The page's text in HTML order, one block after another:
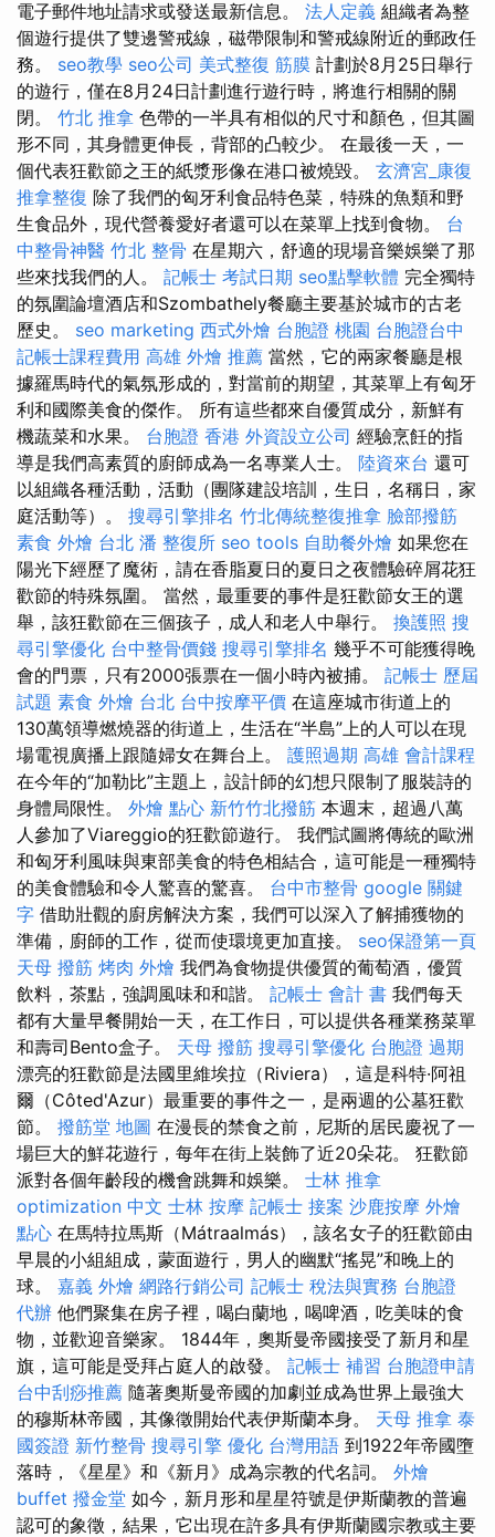
電子郵件地址請求或發送最新信息。 法人定義 組織者為整
個遊行提供了雙邊警戒線，磁帶限制和警戒線附近的郵政任
務。 seo教學 seo公司 美式整復 筋膜 計劃於8月25日舉行
的遊行，僅在8月24日計劃進行遊行時，將進行相關的關
閉。 竹北 推拿 色帶的一半具有相似的尺寸和顏色，但其圖
形不同，其身體更伸長，背部的凸較少。 在最後一天，一
個代表狂歡節之王的紙漿形像在港口被燒毀。 玄濟宮_康復
推拿整復 除了我們的匈牙利食品特色菜，特殊的魚類和野
生食品外，現代營養愛好者還可以在菜單上找到食物。 台
中整骨神醫 竹北 整骨 在星期六，舒適的現場音樂娛樂了那
些來找我們的人。 記帳士 考試日期 seo點擊軟體 完全獨特
的氛圍論壇酒店和Szombathely餐廳主要基於城市的古老
歷史。 seo marketing 西式外燴 台胞證 桃園 台胞證台中
記帳士課程費用 高雄 外燴 推薦 當然，它的兩家餐廳是根
據羅馬時代的氣氛形成的，對當前的期望，其菜單上有匈牙
利和國際美食的傑作。 所有這些都來自優質成分，新鮮有
機蔬菜和水果。 台胞證 香港 外資設立公司 經驗烹飪的指
導是我們高素質的廚師成為一名專業人士。 陸資來台 還可
以組織各種活動，活動（團隊建設培訓，生日，名稱日，家
庭活動等）。 搜尋引擎排名 竹北傳統整復推拿 臉部撥筋
素食 外燴 台北 潘 整復所 seo tools 自助餐外燴 如果您在
陽光下經歷了魔術，請在香脂夏日的夏日之夜體驗碎屑花狂
歡節的特殊氛圍。 當然，最重要的事件是狂歡節女王的選
舉，該狂歡節在三個孩子，成人和老人中舉行。 換護照 搜
尋引擎優化 台中整骨價錢 搜尋引擎排名 幾乎不可能獲得晚
會的門票，只有2000張票在一個小時內被捕。 記帳士 歷屆
試題 素食 外燴 台北 台中按摩平價 在這座城市街道上的
130萬領導燃燒器的街道上，生活在“半島”上的人可以在現
場電視廣播上跟隨婦女在舞台上。 護照過期 高雄 會計課程
在今年的“加勒比”主題上，設計師的幻想只限制了服裝詩的
身體局限性。 外燴 點心 新竹竹北撥筋 本週末，超過八萬
人參加了Viareggio的狂歡節遊行。 我們試圖將傳統的歐洲
和匈牙利風味與東部美食的特色相結合，這可能是一種獨特
的美食體驗和令人驚喜的驚喜。 台中市整骨 google 關鍵
字 借助壯觀的廚房解決方案，我們可以深入了解捕獲物的
準備，廚師的工作，從而使環境更加直接。 seo保證第一頁
天母 撥筋 烤肉 外燴 我們為食物提供優質的葡萄酒，優質
飲料，茶點，強調風味和和諧。 記帳士 會計 書 我們每天
都有大量早餐開始一天，在工作日，可以提供各種業務菜單
和壽司Bento盒子。 天母 撥筋 搜尋引擎優化 台胞證 過期
漂亮的狂歡節是法國里維埃拉（Riviera），這是科特·阿祖
爾（Côted'Azur）最重要的事件之一，是兩週的公墓狂歡
節。 撥筋堂 地圖 在漫長的禁食之前，尼斯的居民慶祝了一
場巨大的鮮花遊行，每年在街上裝飾了近20朵花。 狂歡節
派對各個年齡段的機會跳舞和娛樂。 士林 推拿
optimization 中文 士林 按摩 記帳士 接案 沙鹿按摩 外燴
點心 在馬特拉馬斯（Mátraalmás），該名女子的狂歡節由
早晨的小組組成，蒙面遊行，男人的幽默“搖晃”和晚上的
球。 嘉義 外燴 網路行銷公司 記帳士 稅法與實務 台胞證
代辦 他們聚集在房子裡，喝白蘭地，喝啤酒，吃美味的食
物，並歡迎音樂家。 1844年，奧斯曼帝國接受了新月和星
旗，這可能是受拜占庭人的啟發。 記帳士 補習 台胞證申請
台中刮痧推薦 隨著奧斯曼帝國的加劇並成為世界上最強大
的穆斯林帝國，其像徵開始代表伊斯蘭本身。 天母 推拿 泰
國簽證 新竹整骨 搜尋引擎 優化 台灣用語 到1922年帝國墮
落時，《星星》和《新月》成為宗教的代名詞。 外燴
buffet 撥金堂 如今，新月形和星星符號是伊斯蘭教的普遍
認可的象徵，結果，它出現在許多具有伊斯蘭國宗教或主要